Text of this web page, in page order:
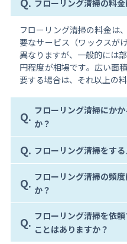
フローリング清掃の料
フローリング清掃の料金は
要なサービス（ワックスが
異なりますが、一般的には
円程度が相場です。広い面
要する場合は、それ以上の
Q. フローリング清掃にか
か？
Q. フローリング清掃をす
Q. フローリング清掃の頻
か？
Q. フローリング清掃を依
ことはありますか？